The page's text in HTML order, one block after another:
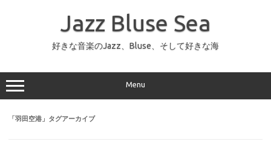
ッ
プ
Jazz Bluse Sea
好きな音楽のJazz、Bluse、そして好きな海
Menu
「羽田空港 」タグアーカイブ